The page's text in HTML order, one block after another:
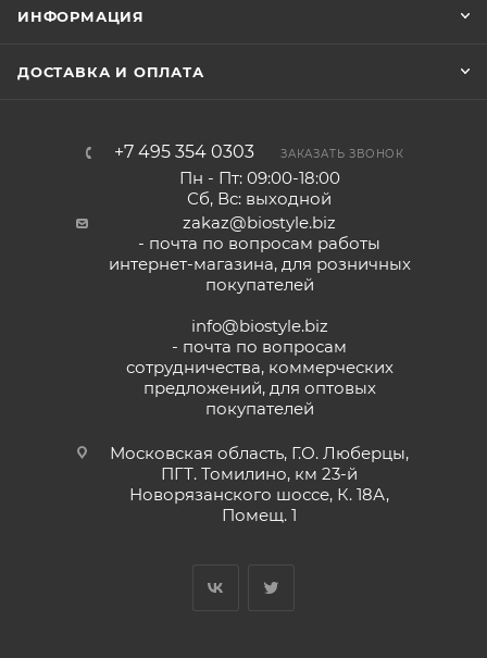
ИНФОРМАЦИЯ
ДОСТАВКА И ОПЛАТА
+7 495 354 0303 ЗАКАЗАТЬ ЗВОНОК
Пн - Пт: 09:00-18:00
Сб, Вс: выходной
zakaz@biostyle.biz
- почта по вопросам работы
интернет-магазина, для розничных
покупателей
info@biostyle.biz
- почта по вопросам
сотрудничества, коммерческих
предложений, для оптовых
покупателей
Московская область, Г.О. Люберцы,
ПГТ. Томилино, км 23-й
Новорязанского шоссе, К. 18А,
Помещ. 1